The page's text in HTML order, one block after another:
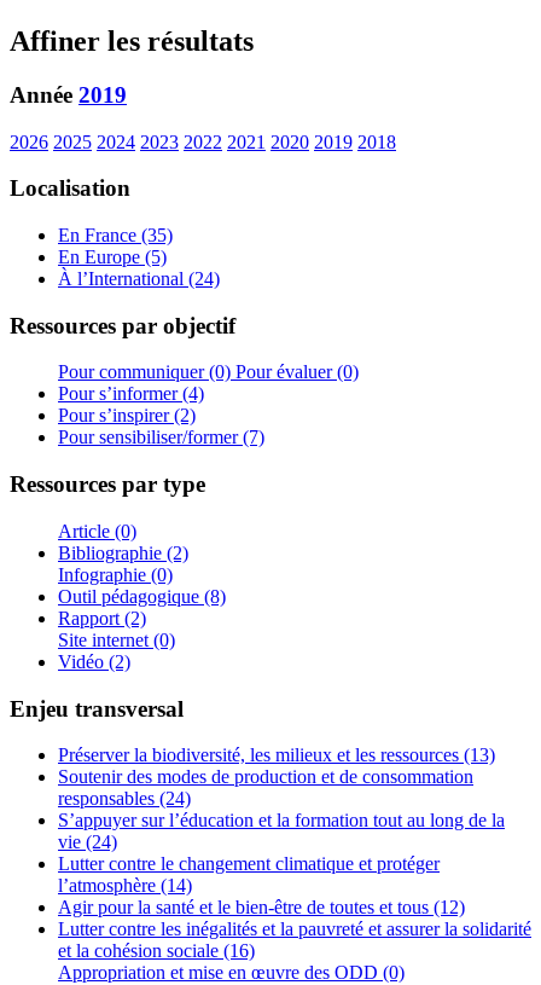
Affiner les résultats
Année 2019
2026 2025 2024 2023 2022 2021 2020 2019 2018
Localisation
En France (35)
En Europe (5)
À l’International (24)
Ressources par objectif
Pour communiquer (0) Pour évaluer (0)
Pour s’informer (4)
Pour s’inspirer (2)
Pour sensibiliser/former (7)
Ressources par type
Article (0)
Bibliographie (2)
Infographie (0)
Outil pédagogique (8)
Rapport (2)
Site internet (0)
Vidéo (2)
Enjeu transversal
Préserver la biodiversité, les milieux et les ressources (13)
Soutenir des modes de production et de consommation
responsables (24)
S’appuyer sur l’éducation et la formation tout au long de la
vie (24)
Lutter contre le changement climatique et protéger
l’atmosphère (14)
Agir pour la santé et le bien-être de toutes et tous (12)
Lutter contre les inégalités et la pauvreté et assurer la solidarité
et la cohésion sociale (16)
Appropriation et mise en œuvre des ODD (0)